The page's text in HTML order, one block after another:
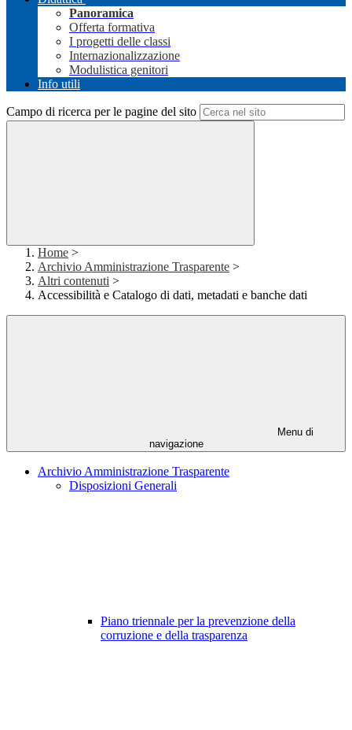
Panoramica
Offerta formativa
I progetti delle classi
Internazionalizzazione
Modulistica genitori
Info utili
Campo di ricerca per le pagine del sito
Home >
Archivio Amministrazione Trasparente >
Altri contenuti >
Accessibilità e Catalogo di dati, metadati e banche dati
Menu di
navigazione
Archivio Amministrazione Trasparente
Disposizioni Generali
Piano triennale per la prevenzione della
corruzione e della trasparenza